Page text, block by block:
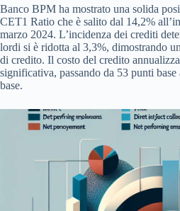
Banco BPM ha mostrato una solida
CET1 Ratio che è salito dal 14,2%
marzo 2024. L’incidenza dei crediti
lordi si è ridotta al 3,3%, dimostrando
di credito. Il costo del credito
significativa, passando da 53 punti
base.